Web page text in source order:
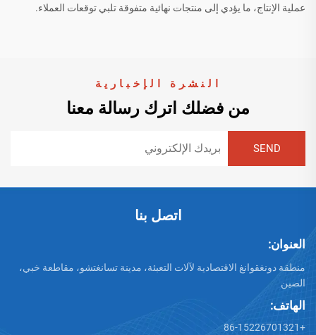
عملية الإنتاج، ما يؤدي إلى منتجات نهائية متفوقة تلبي توقعات العملاء.
النشرة الإخبارية
من فضلك اترك رسالة معنا
اتصل بنا
العنوان:
منطقة دونغقوانغ الاقتصادية لآلات التعبئة، مدينة تسانغتشو، مقاطعة خبي،
الصين
الهاتف:
+86-15226701321